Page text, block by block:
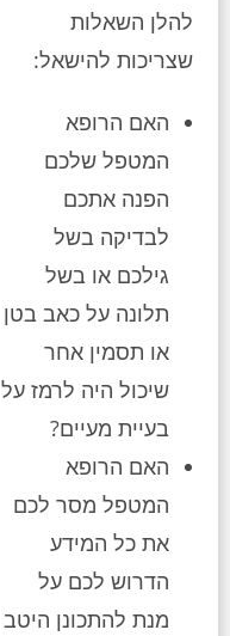
להלן השאלות
שצריכות להישאל:
האם הרופא
המטפל שלכם
הפנה אתכם
לבדיקה בשל
גילכם או בשל
תלונה על כאב בטן
או תסמין אחר
שיכול היה לרמז על
בעיית מעיים?
האם הרופא
המטפל מסר לכם
את כל המידע
הדרוש לכם על
מנת להתכונן היטב